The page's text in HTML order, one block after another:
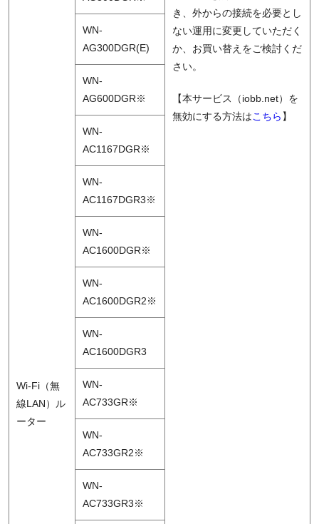
き、外からの接続を必要とし
ない運用に変更していただく
か、お買い替えをご検討くだ
さい。
【本サービス（iobb.net）を
無効にする方法はこちら 】
Wi-Fi（無
線LAN）ル
ーター
WN-
AG300DGR(E)
WN-
AG600DGR※
WN-
AC1167DGR※
WN-
AC1167DGR3※
WN-
AC1600DGR※
WN-
AC1600DGR2※
WN-
AC1600DGR3
WN-
AC733GR※
WN-
AC733GR2※
WN-
AC733GR3※